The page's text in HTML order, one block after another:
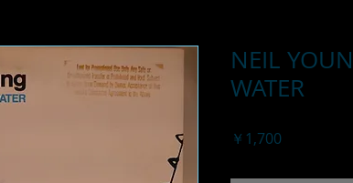
NEIL
WATER
￥1,700価